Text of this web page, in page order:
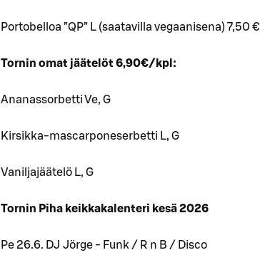
Portobelloa ”QP” L (saatavilla vegaanisena) 7,50 €
Tornin omat jäätelöt 6,90€/kpl:
Ananassorbetti Ve, G
Kirsikka-mascarponeserbetti L, G
Vaniljajäätelö L, G
Tornin Piha keikkakalenteri kesä 2026
Pe 26.6. DJ Jörge - Funk / R n B / Disco